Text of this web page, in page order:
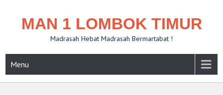
MAN 1 LOMBOK TIMUR
Madrasah Hebat Madrasah Bermartabat !
Menu